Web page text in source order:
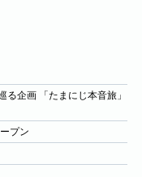
企画 「たまにじ本音旅」
プン